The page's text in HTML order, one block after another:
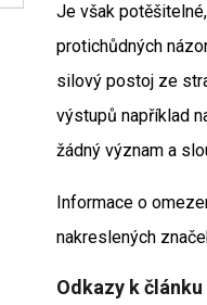
Je však
protichůdných
silový postoj ze
výstupů například
žádný význam a
Informace o
nakreslených
Odkazy k